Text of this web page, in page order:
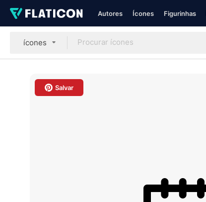
Autores Ícones Figurinhas
ícones
Salvar